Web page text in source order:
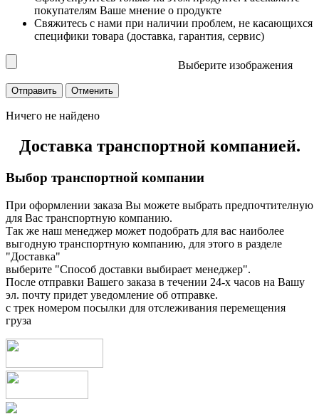
покупателям Ваше мнение о продукте
Свяжитесь с нами при наличии проблем, не касающихся
специфики товара (доставка, гарантия, сервис)
Выберите изображения
Ничего не найдено
Доставка транспортной компанией.
Выбор транспортной компании
При оформлении заказа Вы можете выбрать предпочтителную
для Вас транспортную компанию.
Так же наш менеджер может подобрать для вас наиболее
выгодную транспортную компанию, для этого в разделе
"Доставка"
выберите "Способ доставки выбирает менеджер".
После отправки Вашего заказа в течении 24-х часов на Вашу
эл. почту придет уведомление об отправке.
с трек номером посылки для отслеживания перемещения
груза